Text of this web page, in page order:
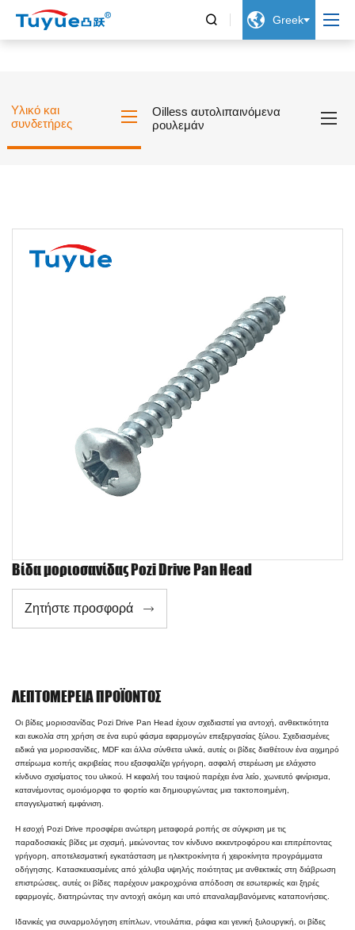
  Greek
Υλικό και
συνδετήρες
Oilless αυτολιπαινόμενα
ρουλεμάν
Βίδα μοριοσανίδας Pozi Drive Pan Head
Ζητήστε προσφορά 
ΛΕΠΤΟΜΈΡΕΙΑ ΠΡΟΪΌΝΤΟΣ
Οι βίδες μοριοσανίδας Pozi Drive Pan Head έχουν σχεδιαστεί για αντοχή, ανθεκτικότητα
και ευκολία στη χρήση σε ένα ευρύ φάσμα εφαρμογών επεξεργασίας ξύλου. Σχεδιασμένες
ειδικά για μοριοσανίδες, MDF και άλλα σύνθετα υλικά, αυτές οι βίδες διαθέτουν ένα αιχμηρό
σπείρωμα κοπής ακριβείας που εξασφαλίζει γρήγορη, ασφαλή στερέωση με ελάχιστο
κίνδυνο σχισίματος του υλικού. Η κεφαλή του ταψιού παρέχει ένα λείο, χωνευτό φινίρισμα,
κατανέμοντας ομοιόμορφα το φορτίο και δημιουργώντας μια τακτοποιημένη,
επαγγελματική εμφάνιση.
Η εσοχή Pozi Drive προσφέρει ανώτερη μεταφορά ροπής σε σύγκριση με τις
παραδοσιακές βίδες με σχισμή, μειώνοντας τον κίνδυνο εκκεντροφόρου και επιτρέποντας
γρήγορη, αποτελεσματική εγκατάσταση με ηλεκτροκίνητα ή χειροκίνητα προγράμματα
οδήγησης. Κατασκευασμένες από χάλυβα υψηλής ποιότητας με ανθεκτικές στη διάβρωση
επιστρώσεις, αυτές οι βίδες παρέχουν μακροχρόνια απόδοση σε εσωτερικές και ξηρές
εφαρμογές, διατηρώντας την αντοχή ακόμη και υπό επαναλαμβανόμενες καταπονήσεις.
Ιδανικές για συναρμολόγηση επίπλων, ντουλάπια, ράφια και γενική ξυλουργική, οι βίδες